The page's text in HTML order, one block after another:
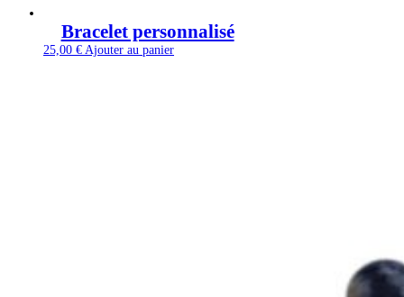
Bracelet personnalisé
25,00 € Ajouter au panier